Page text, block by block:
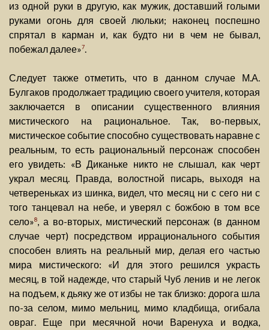
из одной руки в другую, как мужик, доставший голыми
руками огонь для своей люльки; наконец поспешно
спрятал в карман и, как будто ни в чем не бывал,
побежал далее»7.
Следует также отметить, что в данном случае М.А.
Булгаков продолжает традицию своего учителя, которая
заключается в описании существенного влияния
мистического на рациональное. Так, во-первых,
мистическое событие способно существовать наравне с
реальным, то есть рациональный персонаж способен
его увидеть: «В Диканьке никто не слышал, как черт
украл месяц. Правда, волостной писарь, выходя на
четвереньках из шинка, видел, что месяц ни с сего ни с
того танцевал на небе, и уверял с божбою в том все
село»8, а во-вторых, мистический персонаж (в данном
случае черт) посредством иррационального события
способен влиять на реальный мир, делая его частью
мира мистического: «И для этого решился украсть
месяц, в той надежде, что старый Чуб ленив и не легок
на подъем, к дьяку же от избы не так близко: дорога шла
по-за селом, мимо мельниц, мимо кладбища, огибала
овраг. Еще при месячной ночи Варенуха и водка,